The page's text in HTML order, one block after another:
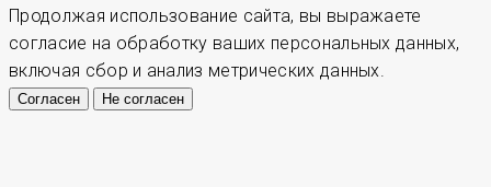
Продолжая использование сайта, вы выражаете
согласие на обработку ваших персональных данных,
включая сбор и анализ метрических данных.
Согласен Не согласен